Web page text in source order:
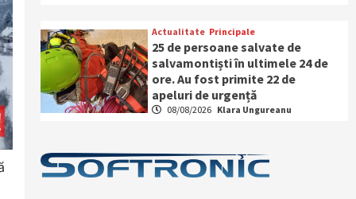
Actualitate Principale
25 de persoane salvate de
salvamontiști în ultimele 24 de
ore. Au fost primite 22 de
apeluri de urgență
08/08/2026 Klara Ungureanu